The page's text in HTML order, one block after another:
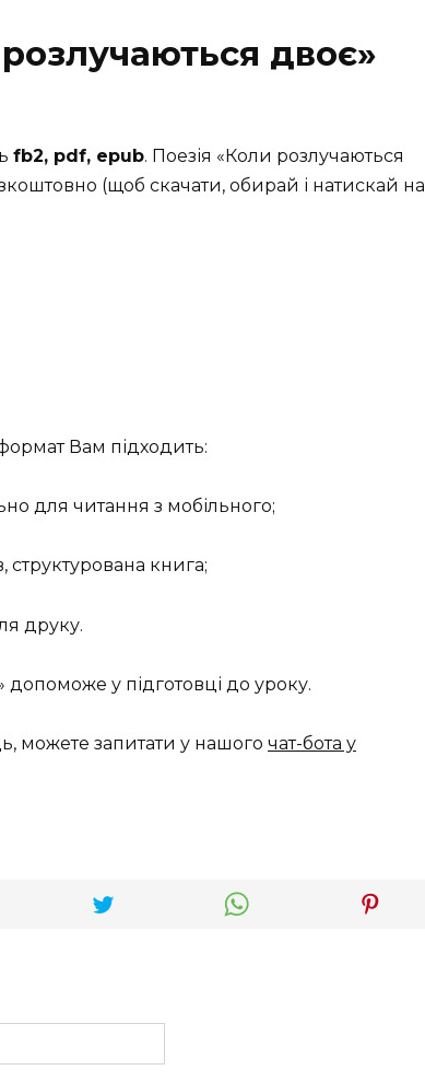
двоє»
fb2, pdf, epub. Поезія «Коли розлучаються
(щоб скачати, обирай і натискай на
Вам підходить:
для читання з мобільного;
структурована книга;
друку.
у підготовці до уроку.
можете запитати у нашого чат-бота у